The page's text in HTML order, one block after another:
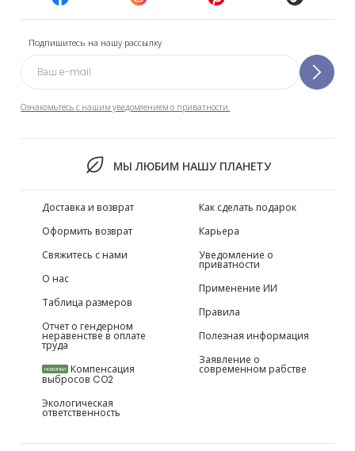
Подпишитесь на нашу рассылку
Ознакомьтесь с нашим уведомлением о приватности.
МЫ ЛЮБИМ НАШУ ПЛАНЕТУ
Доставка и возврат
Оформить возврат
Свяжитесь с нами
О нас
Таблица размеров
Отчет о гендерном
неравенстве в оплате
труда
НОВИНКИ Компенсация
выбросов CO2
Экологическая
ответственность
Как сделать подарок
Карьера
Уведомление о
приватности
Применение ИИ
Правила
Полезная информация
Заявление о
современном рабстве